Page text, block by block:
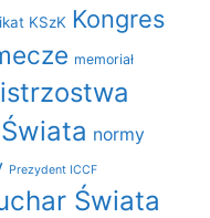
KSzK Kongres
memoriał
normy
Prezydent ICCF
Świata